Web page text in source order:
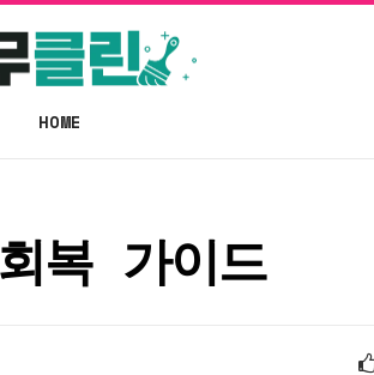
HOME
복 가이드